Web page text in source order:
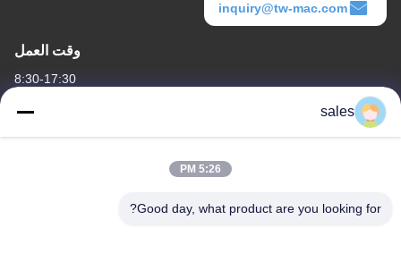
inquiry@tw-mac.com
وقت العمل
8:30-17:30
عنواننا sales
5:26 PM
Good day, what product are you looking for?